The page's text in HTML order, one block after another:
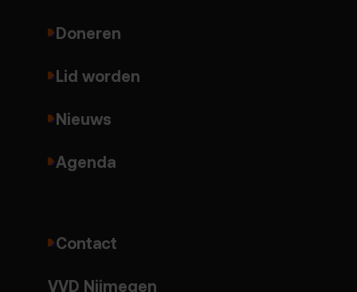
Doneren
Lid worden
Nieuws
Agenda
Contact
VVD Nijmegen